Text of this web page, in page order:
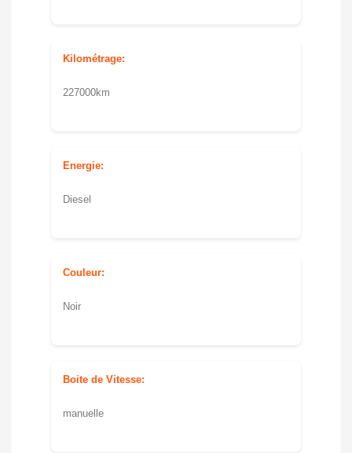
Kilométrage:
227000km
Energie:
Diesel
Couleur:
Noir
Boite de Vitesse:
manuelle